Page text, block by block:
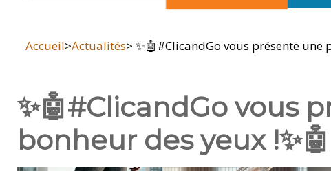
Accueil>Actualités> ✨🤖#ClicandGo vous présente
✨🤖#ClicandGo vous
bonheur des yeux !✨🤖